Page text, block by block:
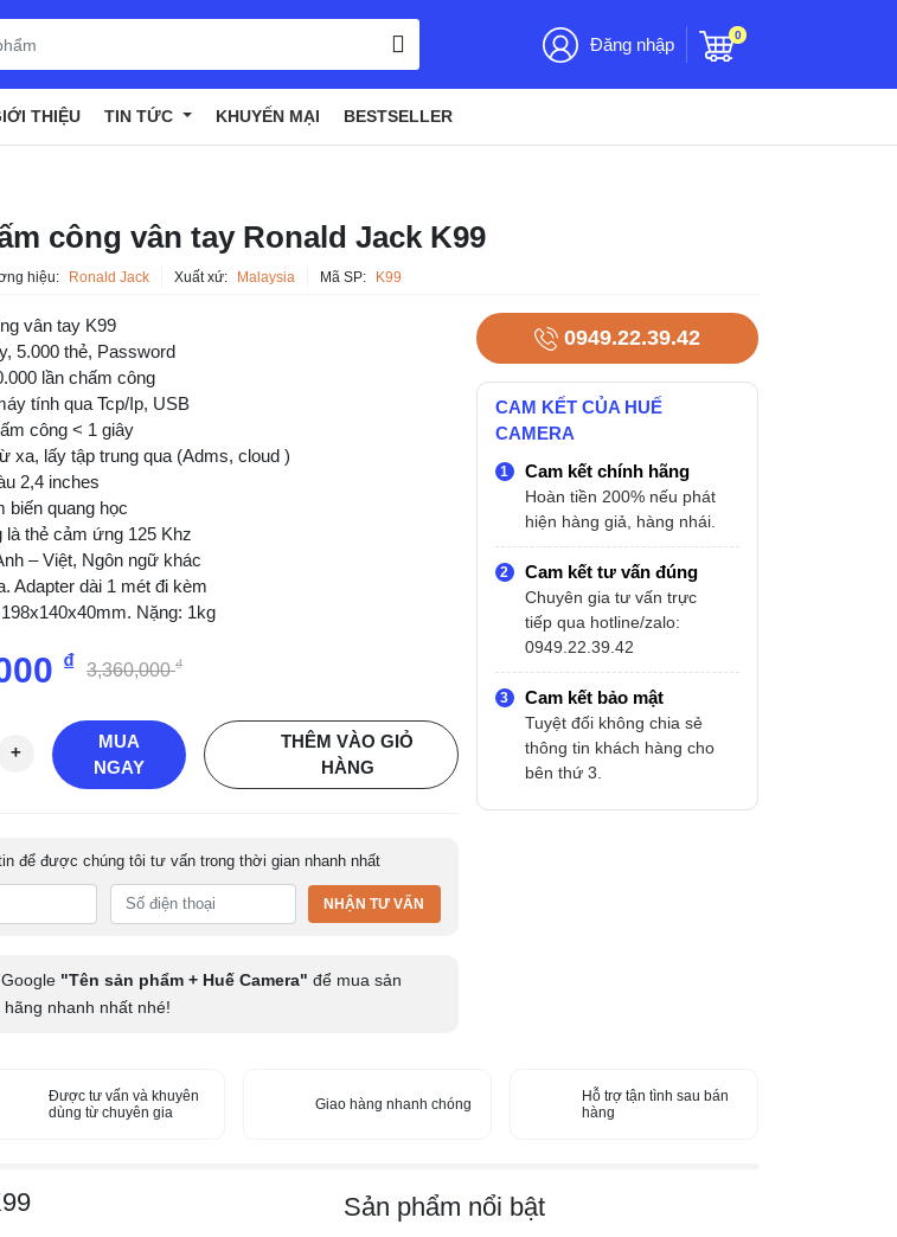
Đăng nhập 0
THIỆU TIN TỨC KHUYẾN MẠI BESTSELLER
công vân tay Ronald Jack K99
hiệu: Ronald Jack Xuất xứ: Malaysia Mã SP: K99
vân tay K99
5.000 thẻ, Password
lần chấm công
tính qua Tcp/Ip, USB
công < 1 giây
xa, lấy tập trung qua (Adms, cloud )
2,4 inches
biến quang học
là thẻ cảm ứng 125 Khz
– Việt, Ngôn ngữ khác
Adapter dài 1 mét đi kèm
Nặng: 1kg
₫ 3,360,000₫
+
MUA
NGAY
THÊM VÀO GIỎ
HÀNG
để được chúng tôi tư vấn trong thời gian nhanh nhất
NHẬN TƯ VẤN
"Tên sản phẩm + Huế Camera" để mua sản
nhanh nhất nhé!
0949.22.39.42
CAM KẾT CỦA HUẾ
CAMERA
Cam kết chính hãng
Hoàn tiền 200% nếu phát
hiện hàng giả, hàng nhái.
Cam kết tư vấn đúng
Chuyên gia tư vấn trực
tiếp qua hotline/zalo:
0949.22.39.42
Cam kết bảo mật
Tuyệt đối không chia sẻ
thông tin khách hàng cho
bên thứ 3.
Được tư vấn và khuyên
dùng từ chuyên gia
Giao hàng nhanh chóng
Hỗ trợ tận tình sau bán
hàng
Sản phẩm nổi bật